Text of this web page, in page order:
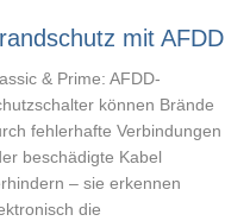
mit AFDD
& Prime: AFDD-
können Brände
fehlerhafte Verbindungen
beschädigte Kabel
– sie erkennen
die